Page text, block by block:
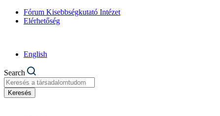
Fórum Kisebbségkutató Intézet
Elérhetőség
English
Search
Keresés